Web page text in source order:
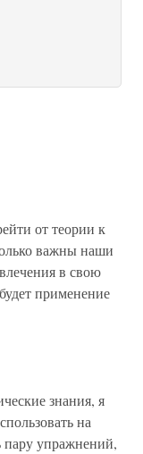
от теории к
важны наши
в свою
применение
знания, я
на
упражнений,